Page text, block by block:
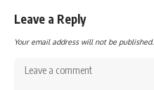
Leave a Reply
Your email address will not be published.